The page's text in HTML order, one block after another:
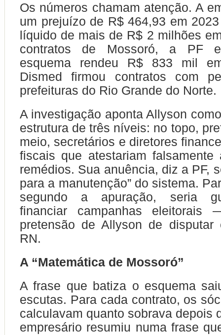
Os números chamam atenção. A
um prejuízo de R$ 464,93 em
líquido de mais de R$ 2 milhões
contratos de Mossoró, a PF
esquema rendeu R$ 833 mil
Dismed firmou contratos com
prefeituras do Rio Grande do Norte.
A investigação aponta Allyson
estrutura de três níveis: no topo,
meio, secretários e diretores
fiscais que atestariam falsamente
remédios. Sua anuência, diz a PF,
para a manutenção” do sistema.
segundo a apuração, seria
financiar campanhas
pretensão de Allyson de disputar
RN.
A “Matemática de Mossoró”
A frase que batiza o esquema
escutas. Para cada contrato, os
calculavam quanto sobrava depois
empresário resumiu numa frase